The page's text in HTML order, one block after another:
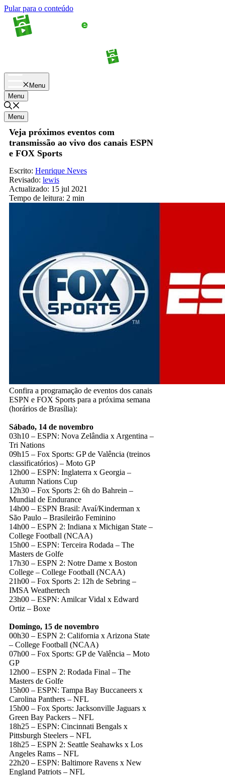
Pular para o conteúdo
Menu
Menu
Menu
Veja próximos eventos com
transmissão ao vivo dos canais ESPN
e FOX Sports
Escrito: Henrique Neves
Revisado: lewis
Actualizado: 15 jul 2021
Tempo de leitura: 2 min
Confira a programação de eventos dos canais
ESPN e FOX Sports para a próxima semana
(horários de Brasília):
Sábado, 14 de novembro
03h10 – ESPN: Nova Zelândia x Argentina –
Tri Nations
09h15 – Fox Sports: GP de Valência (treinos
classificatórios) – Moto GP
12h00 – ESPN: Inglaterra x Georgia –
Autumn Nations Cup
12h30 – Fox Sports 2: 6h do Bahrein –
Mundial de Endurance
14h00 – ESPN Brasil: Avaí/Kinderman x
São Paulo – Brasileirão Feminino
14h00 – ESPN 2: Indiana x Michigan State –
College Football (NCAA)
15h00 – ESPN: Terceira Rodada – The
Masters de Golfe
17h30 – ESPN 2: Notre Dame x Boston
College – College Football (NCAA)
21h00 – Fox Sports 2: 12h de Sebring –
IMSA Weathertech
23h00 – ESPN: Amilcar Vidal x Edward
Ortiz – Boxe
Domingo, 15 de novembro
00h30 – ESPN 2: California x Arizona State
– College Football (NCAA)
07h00 – Fox Sports: GP de Valência – Moto
GP
12h00 – ESPN 2: Rodada Final – The
Masters de Golfe
15h00 – ESPN: Tampa Bay Buccaneers x
Carolina Panthers – NFL
15h00 – Fox Sports: Jacksonville Jaguars x
Green Bay Packers – NFL
18h25 – ESPN: Cincinnati Bengals x
Pittsburgh Steelers – NFL
18h25 – ESPN 2: Seattle Seahawks x Los
Angeles Rams – NFL
22h20 – ESPN: Baltimore Ravens x New
England Patriots – NFL